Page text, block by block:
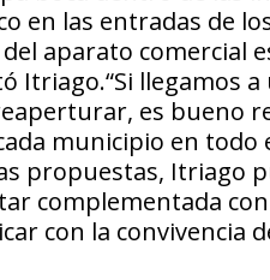
en las entradas de
aparato comercial
Itriago.“Si llegamos
es bueno
municipio en
propuestas,
complementada
con la convivencia